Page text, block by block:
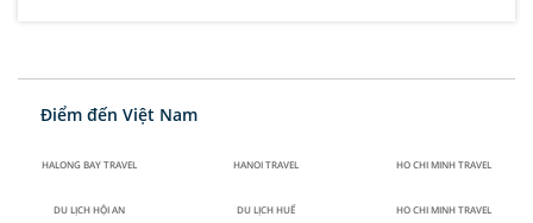
Điểm đến Việt Nam
HALONG BAY TRAVEL HANOI TRAVEL HO CHI MINH TRAVEL
DU LỊCH HỘI AN DU LỊCH HUẾ HO CHI MINH TRAVEL